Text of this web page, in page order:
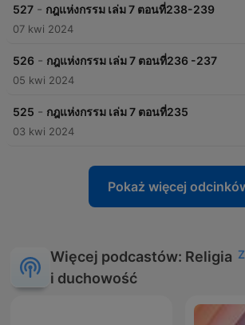
527 - กฎแห่งกรรม เล่ม 7 ตอนที่238-239
07 kwi 2024
526 - กฎแห่งกรรม เล่ม 7 ตอนที่236 -237
05 kwi 2024
525 - กฎแห่งกรรม เล่ม 7 ตอนที่235
03 kwi 2024
Pokaż więcej
Więcej podcastów: Religia
i duchowość